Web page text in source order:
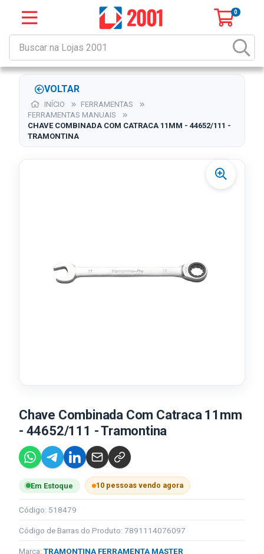
0
VOLTAR
INÍCIO
FERRAMENTAS
FERRAMENTAS MANUAIS
CHAVE COMBINADA COM CATRACA 11MM - 44652/111 -
TRAMONTINA
Chave Combinada Com Catraca 11mm
- 44652/111 - Tramontina
Em Estoque 10 pessoas vendo agora
Código: 518479
Código de Barras do Produto: 7891114076097
Marca: TRAMONTINA FERRAMENTA MASTER